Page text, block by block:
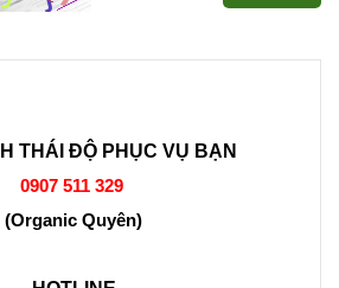
THÁI ĐỘ PHỤC VỤ BẠN
0907 511 329
(Organic Quyên)